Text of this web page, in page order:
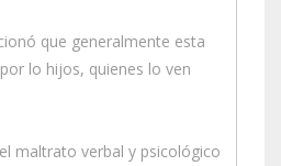
que generalmente esta
lo hijos, quienes lo ven
maltrato verbal y psicológico